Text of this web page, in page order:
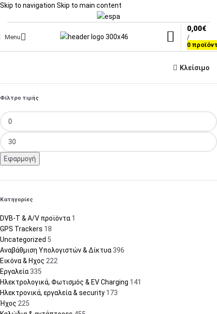
Skip to navigation Skip to main content
Menu
0
/
0,00€
Κλείσιμο
Φίλτρο τιμής
Εφαρμογή
Κατηγορίες
DVB-T & A/V προϊόντα 1
GPS Trackers 18
Uncategorized 5
Αναβάθμιση Υπολογιστών & Δίκτυα 396
Εικόνα & Ηχος 222
Εργαλεία 335
Ηλεκτρολογικά, Φωτισμός & EV Charging 141
Ηλεκτρονικά, εργαλεία & security 173
Ήχος 225